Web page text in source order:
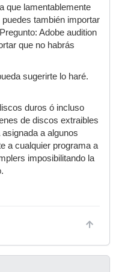
que lamentablemente
también importar
Adobe audition
que no habrás
sugerirte lo haré.
duros ó incluso
de discos extraibles
a algunos
a cualquier programa a
imposibilitando la